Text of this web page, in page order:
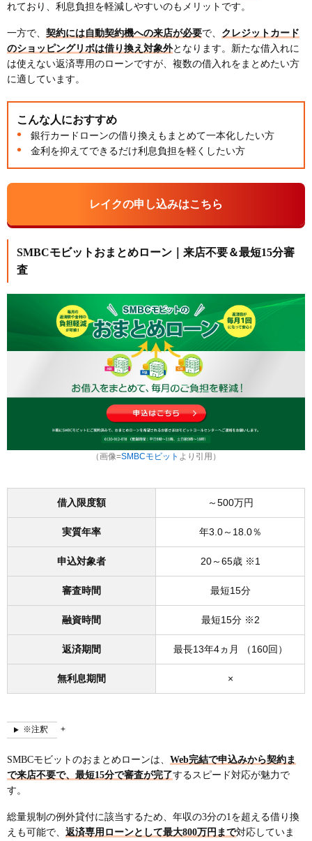
れており、利息負担を軽減しやすいのもメリットです。
一方で、 契約には自動契約機への来店が必要で、 クレジットカード
のショッピングリボは借り換え対象外となります。新たな借入れに
は使えない返済専用のローンですが、複数の借入れをまとめたい方
に適しています。
こんな人におすすめ
銀行カードローンの借り換えもまとめて一本化したい方
金利を抑えてできるだけ利息負担を軽くしたい方
レイクの申し込みはこちら
SMBCモビットおまとめローン｜来店不要＆最短15分審
査
（画像=SMBCモビット より引用）
借入限度額 ～500万円
実質年率 年3.0～18.0％
申込対象者 20～65歳 ※1
審査時間 最短15分
融資時間 最短15分 ※2
返済期間 最長13年4ヵ月 （160回）
無利息期間 ×
※注釈
SMBCモビットのおまとめローンは、 Web完結で申込みから契約ま
で来店不要で、最短15分で審査が完了するスピード対応が魅力で
す。
総量規制の例外貸付に該当するため、年収の3分の1を超える借り換
えも可能で、 返済専用ローンとして最大800万円まで対応していま